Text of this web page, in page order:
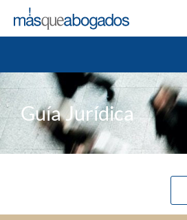
Guía Jurídica